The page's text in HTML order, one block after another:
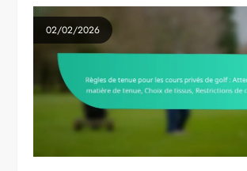
02/02/2026